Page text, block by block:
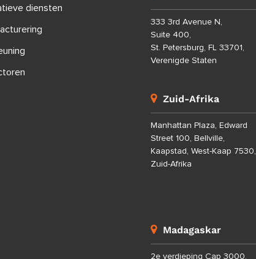
diensten
333 3rd Avenue N,
Suite 400,
St. Petersburg, FL 33701,
Verenigde Staten
Zuid-Afrika
Manhattan Plaza, Edward
Street 100, Bellville,
Kaapstad, West-Kaap 7530,
Zuid-Afrika
Madagaskar
2e verdieping Cap 3000,